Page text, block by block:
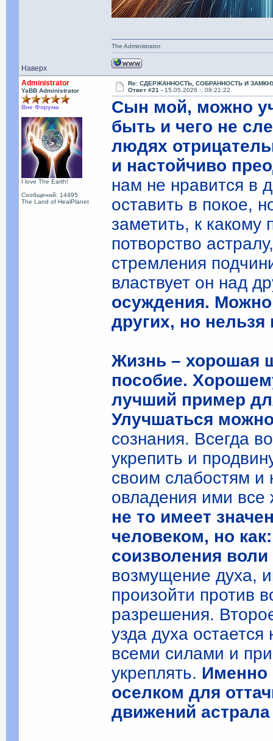
Наверх
The Administrator.
Administrator
YaBB Administrator
Вне Форума
I love The Earth!
Сообщений: 14495
The Land of HealPlanet
Re: СДЕРЖАННОСТЬ, СОБРАННОСТЬ И
Ответ #21 - 15.05.2026 :: 08:21:22
Сын мой, можно
быть и чего не
людях
и настойчиво
нам не нравится в
оставить в покое,
заметить, к какому
потворство
стремления
властвует он над
осуждения.
других, но
Жизнь – хорошая
пособие.
лучший пример
Улучшаться
сознания. Всегда
укрепить и
своим слабостям и
овладения ими
не то имеет
человеком, но
соизволения
возмущение духа,
произойти против
разрешения.
узда духа
всеми силами и
укреплять. Именно
оселком для
движений